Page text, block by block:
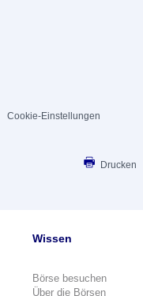
Cookie-Einstellungen
Drucken
Wissen
Börse besuchen
Über die Börsen